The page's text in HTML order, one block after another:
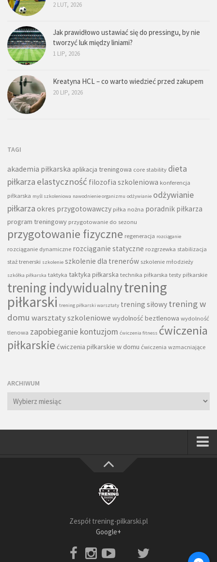
2 LUT, 2026
Jak prawidłowo ustawiać się do pressingu, by nie
tworzyć luk między liniami?
1 LIP, 2026
Kreatyna HCL – co warto wiedzieć przed zakupem
20 LIP, 2026
TAGI
akademia piłkarska aplikacja treningowa core stability dieta
piłkarza elastyczność filozofia szkoleniowa konferencja
piłkarska myśl szkoleniowa nawodnienie organizmu odżywianie odżywianie
piłkarza okres przygotowawczy piłka nożna poradnik piłkarza
program treningowy przygotowanie do sezonu
przygotowanie fizyczne regeneracja rozciąganie
rozciąganie dynamiczne rozciąganie statyczne rozgrzewka stabilizacja
staż trenerski szkolenie szkolenie dla trenerów szkolenie młodzieży
szkółka piłkarska taktyka taktyka piłkarska technika piłkarska testy piłkarskie
trening indywidualnytrening
piłkarski trening piłkarski warsztaty trening siłowy trening w
domu warsztaty szkoleniowe wydolność beztlenowa wydolność
tlenowa zapobieganie kontuzjom ćwiczenia fitness ćwiczenia
piłkarskie ćwiczenia piłkarskie w domu ćwiczenia wzmacniające
ARCHIWUM
Archiwum
Zespół trening-pilkarski.pl
Google+